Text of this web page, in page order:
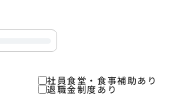
社員食堂・食事補助あり
退職金制度あり